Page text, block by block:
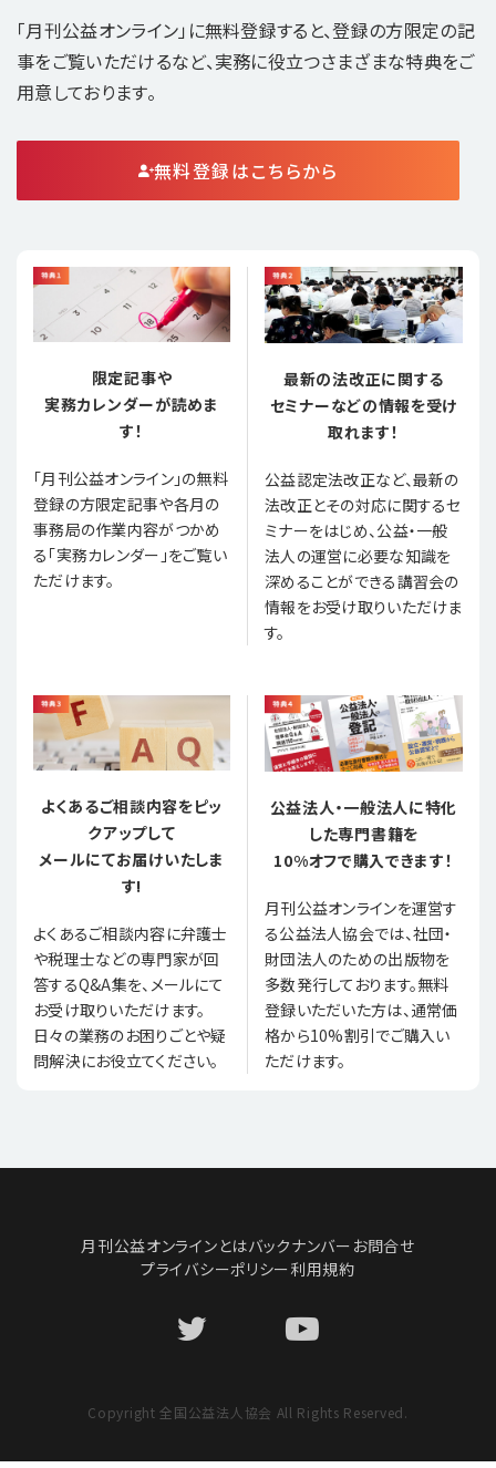
「月刊公益オンライン」に無料登録すると、登録の方限定の記
事をご覧いただけるなど、実務に役立つさまざまな特典をご
用意しております。
無料登録はこちらから
限定記事や
実務カレンダーが読めま
す！
「月刊公益オンライン」の無料
登録の方限定記事や各月の
事務局の作業内容がつかめ
る「実務カレンダー」をご覧い
ただけます。
最新の法改正に関する
セミナーなどの情報を受け
取れます！
公益認定法改正など、最新の
法改正とその対応に関するセ
ミナーをはじめ、公益・一般
法人の運営に必要な知識を
深めることができる講習会の
情報をお受け取りいただけま
す。
よくあるご相談内容をピッ
クアップして
メールにてお届けいたしま
す!
よくあるご相談内容に弁護士
や税理士などの専門家が回
答するQ&A集を、メールにて
お受け取りいただけます。
日々の業務のお困りごとや疑
問解決にお役立てください。
公益法人・一般法人に特化
した専門書籍を
10%オフで購入できます！
月刊公益オンラインを運営す
る公益法人協会では、社団・
財団法人のための出版物を
多数発行しております。無料
登録いただいた方は、通常価
格から10%割引でご購入い
ただけます。
月刊公益オンラインとはバックナンバー お問合せ
プライバシーポリシー利用規約
Copyright 全国公益法人協会 All Rights Reserved.